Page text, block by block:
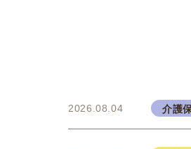
2026.08.04 介護